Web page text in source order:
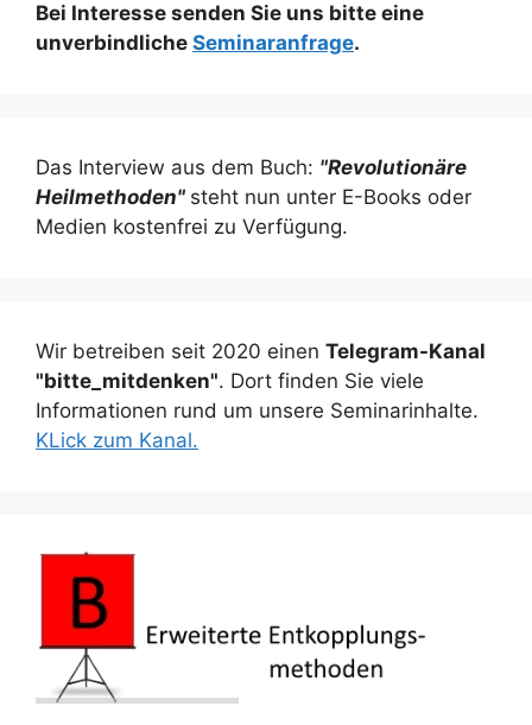
Bei Interesse senden Sie uns bitte eine
unverbindliche Seminaranfrage.
Das Interview aus dem Buch: "Revolutionäre
Heilmethoden" steht nun unter E-Books oder
Medien kostenfrei zu Verfügung.
Wir betreiben seit 2020 einen Telegram-Kanal
"bitte_mitdenken". Dort finden Sie viele
Informationen rund um unsere Seminarinhalte.
KLick zum Kanal.